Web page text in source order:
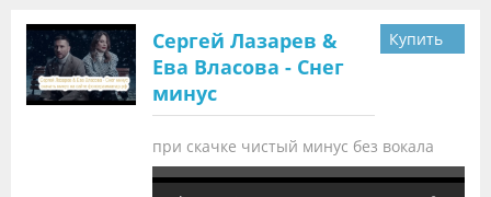
Сергей Лазарев &
Ева Власова - Снег
минус
Купить
при скачке чистый минус без вокала